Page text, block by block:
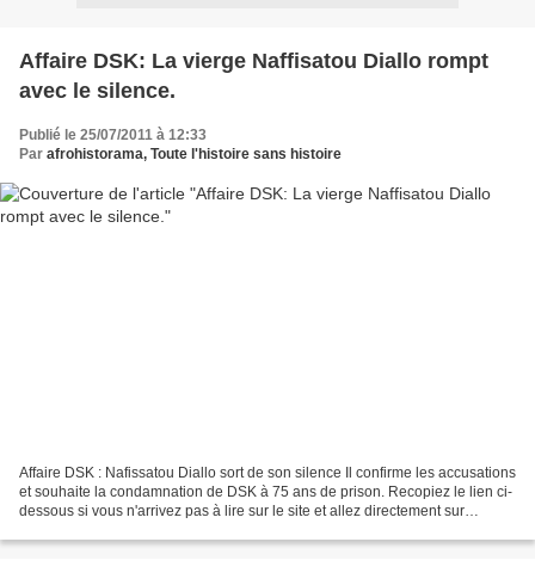
Affaire DSK: La vierge Naffisatou Diallo rompt
avec le silence.
Publié le 25/07/2011 à 12:33
Par afrohistorama, Toute l'histoire sans histoire
Affaire DSK : Nafissatou Diallo sort de son silence Il confirme les accusations
et souhaite la condamnation de DSK à 75 ans de prison. Recopiez le lien ci-
dessous si vous n'arrivez pas à lire sur le site et allez directement sur